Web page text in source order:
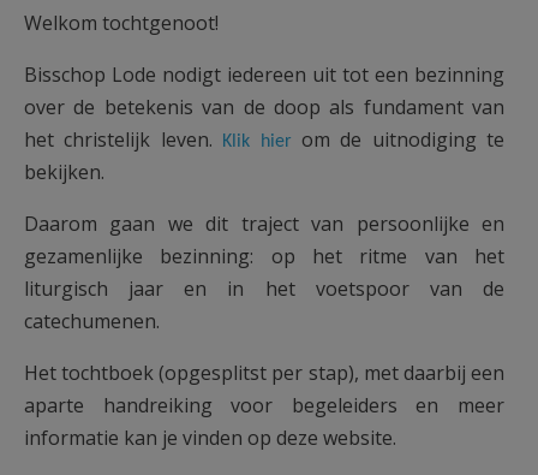
Welkom tochtgenoot!
Bisschop Lode nodigt iedereen uit tot een bezinning
over de betekenis van de doop als fundament van
het christelijk leven.
Klik hier om de uitnodiging te
bekijken.
Daarom gaan we dit traject van persoonlijke en
gezamenlijke bezinning: op het ritme van het
liturgisch jaar en in het voetspoor van de
catechumenen.
Het tochtboek (opgesplitst per stap), met daarbij een
aparte handreiking voor begeleiders en meer
informatie kan je vinden op deze website.